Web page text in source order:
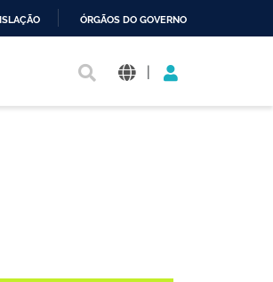
ÓRGÃOS DO GOVERNO
|